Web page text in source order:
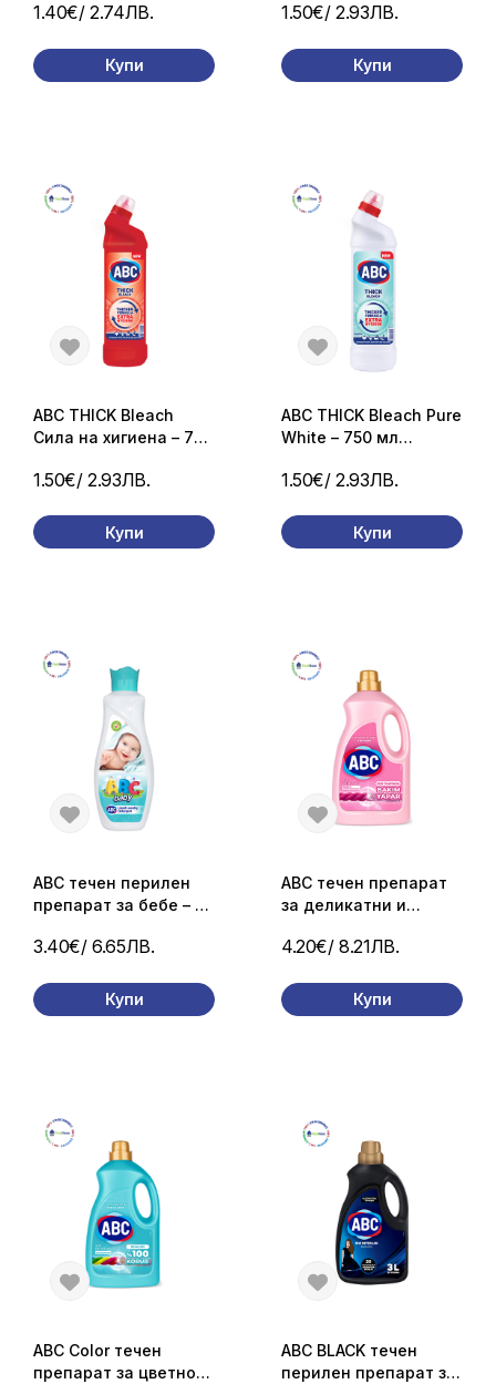
1.40€/ 2.74ЛВ.
почистващ препарат
Купи
1.50€/ 2.93ЛВ.
баня и тоалетна
Купи
1.50€/ 2.93ЛВ.
ABC THICK Bleach
Сила на хигиена – 750
препарат за баня и
Купи
1.50€/ 2.93ЛВ.
ABC THICK Bleach Pure
White – 750 мл
препарат за баня и
Купи
3.40€/ 6.65ЛВ.
ABC течен перилен
препарат за бебе – 1,5
Купи
4.20€/ 8.21ЛВ.
ABC течен препарат
за деликатни и
(50 пранета)
Купи
ABC Color течен
препарат за цветно
ABC BLACK течен
перилен препарат за